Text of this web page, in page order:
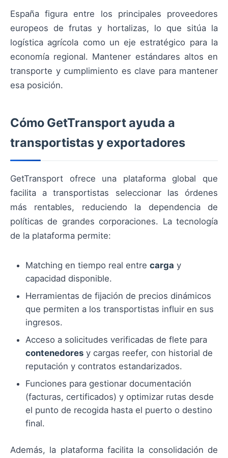
España figura entre los principales proveedores
europeos de frutas y hortalizas, lo que sitúa la
logística agrícola como un eje estratégico para la
economía regional. Mantener estándares altos en
transporte y cumplimiento es clave para mantener
esa posición.
Cómo GetTransport ayuda a
transportistas y exportadores
GetTransport ofrece una plataforma global que
facilita a transportistas seleccionar las órdenes
más rentables, reduciendo la dependencia de
políticas de grandes corporaciones. La tecnología
de la plataforma permite:
Matching en tiempo real entre carga y
capacidad disponible.
Herramientas de fijación de precios dinámicos
que permiten a los transportistas influir en sus
ingresos.
Acceso a solicitudes verificadas de flete para
contenedores y cargas reefer, con historial de
reputación y contratos estandarizados.
Funciones para gestionar documentación
(facturas, certificados) y optimizar rutas desde
el punto de recogida hasta el puerto o destino
final.
Además, la plataforma facilita la consolidación de